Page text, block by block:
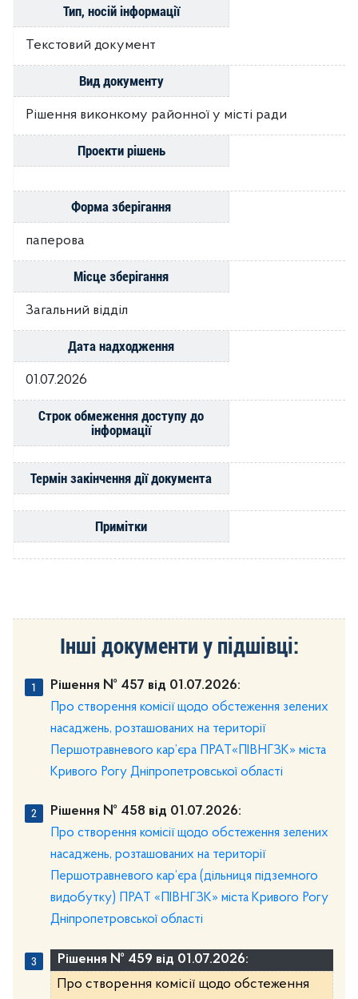
Тип, носій інформації
Текстовий документ
Вид документу
Рішення виконкому районної у місті ради
Проекти рішень
Форма зберігання
паперова
Місце зберігання
Загальний відділ
Дата надходження
01.07.2026
Строк обмеження доступу до
інформації
Термін закінчення дії документа
Примітки
Інші документи у підшівці:
Рішення № 457 від 01.07.2026:
Про створення комісії щодо обстеження зелених
насаджень, розташованих на території
Першотравневого кар’єра ПРАТ«ПІВНГЗК» міста
Кривого Рогу Дніпропетровської області
Рішення № 458 від 01.07.2026:
Про створення комісії щодо обстеження зелених
насаджень, розташованих на території
Першотравневого кар’єра (дільниця підземного
видобутку) ПРАТ «ПІВНГЗК» міста Кривого Рогу
Дніпропетровської області
Рішення № 459 від 01.07.2026:
Про створення комісії щодо обстеження